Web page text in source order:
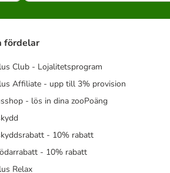
fördelar
Club - Lojalitetsprogram
Affiliate - upp till 3% provision
- lös in dina zooPoäng
- 10% rabatt
- 10% rabatt
Relax